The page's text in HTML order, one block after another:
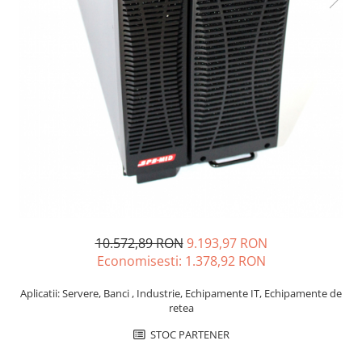
Invertoare Hibrid
Invertoare On-grid
Invertoare Off-grid
Controlere solare
Convertoare de tensiune
Sisteme de stocare energie
Sisteme de Stocare Comerciale
Sisteme fotovoltaice de putere
mica (rulota/caravan/case de
Sisteme fotovoltaice profesionale
10.572,89 RON 9.193,97 RON
Economisesti: 1.378,92 RON
Aplicatii: Servere, Banci , Industrie, Echipamente IT, Echipamente de
retea
STOC PARTENER